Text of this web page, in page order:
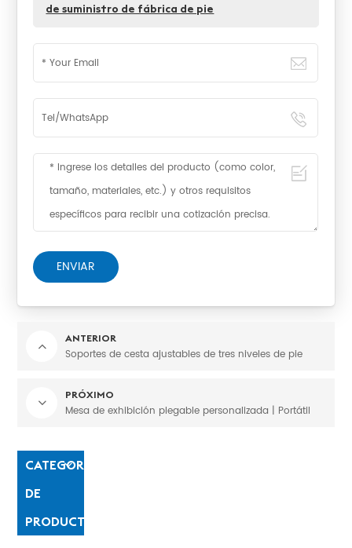
de suministro de fábrica de pie
ENVIAR
ANTERIOR
Soportes de cesta ajustables de tres niveles de pie
PRÓXIMO
Mesa de exhibición plegable personalizada | Portátil
CATEGORÍAS
DE
PRODUCTO